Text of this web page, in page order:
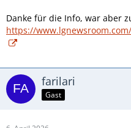
Danke für die Info, war aber
https://
farilari
Gast